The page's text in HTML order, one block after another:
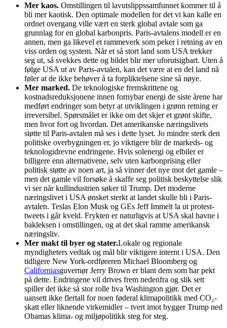
Mer kaos. Omstillingen til lavutslippssamfunnet kommer til å
bli mer kaotisk. Den optimale modellen for det vi kan kalle en
ordnet overgang ville vært en sterk global avtale som ga
grunnlag for en global karbonpris. Paris-avtalens modell er en
annen, men ga likevel et rammeverk som peker i retning av en
viss orden og system. Når et så stort land som USA trekker
seg ut, så svekkes dette og bildet blir mer uforutsigbart. Uten å
følge USA ut av Paris-avtalen, kan det være at en del land nå
føler at de ikke behøver å ta forpliktelsene sine så nøye.
Mer marked. De teknologiske fremskrittene og
kostnadsreduksjonene innen fornybar energi de siste årene har
medført endringer som betyr at utviklingen i grønn retning er
irreversibel. Spørsmålet er ikke om det skjer et grønt skifte,
men hvor fort og hvordan. Det amerikanske næringslivets
støtte til Paris-avtalen må ses i dette lyset. Jo mindre sterk den
politiske overbygningen er, jo viktigere blir de markeds- og
teknologidrevne endringene. Hvis solenergi og elbiler er
billigere enn alternativene, selv uten karbonprising eller
politisk støtte av noen art, ja så vinner det nye mot det gamle –
men det gamle vil forsøke å skaffe seg politisk beskyttelse slik
vi ser når kullindustrien søker til Trump. Det moderne
næringslivet i USA ønsket sterkt at landet skulle bli i Paris-
avtalen. Teslas Elon Musk og GEs Jeff Immelt la ut protest-
tweets i går kveld. Frykten er naturligvis at USA skal havne i
bakleksen i omstillingen, og at det skal ramme amerikansk
næringsliv.
Mer makt til byer og stater.Lokale og regionale
myndigheters vedtak og mål blir viktigere internt i USA. Den
tidligere New York-ordføreren Michael Bloomberg og
Californiasguvernør Jerry Brown er blant dem som har pekt
på dette. Endringene vil drives frem nedenfra og slik sett
spiller det ikke så stor rolle hva Washington gjør. Det er
uansett ikke flertall for noen føderal klimapolitikk med CO₂-
skatt eller liknende virkemidler – tvert imot bygger Trump ned
Obamas klima- og miljøpolitikk steg for steg.